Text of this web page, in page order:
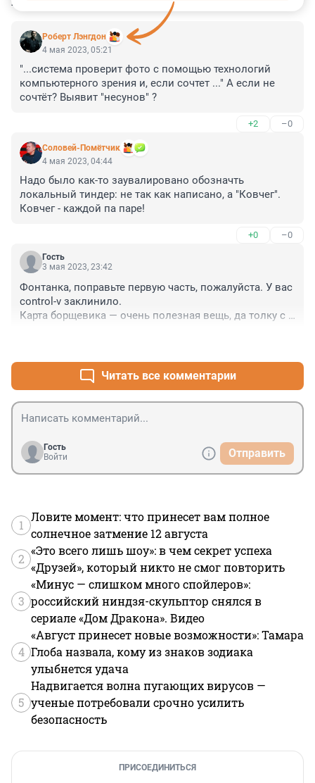
Роберт Лэнгдон
4 мая 2023, 05:21
"...система проверит фото с помощью технологий
компьютерного зрения и, если сочтет ..." А если не
сочтёт? Выявит "несунов" ?
+2 –0
Соловей-Помётчик
4 мая 2023, 04:44
Надо было как-то заувалировано обозначть
локальный тиндер: не так как написано, а "Ковчег".
Ковчег - каждой па паре!
+0 –0
Гость
3 мая 2023, 23:42
Фонтанка, поправьте первую часть, пожалуйста. У вас
control-v заклинило.
Карта борщевика — очень полезная вещь, да толку с
помогает карта. А в 500 метрах от метро Парнас —
тоже карта нужна, чтобы увидели борщевик, в том
числе директор филиала Леруа Мерлен?
Читать все комментарии
Гость
Войти
Отправить
1
Ловите момент: что принесет вам полное
солнечное затмение 12 августа
2
«Это всего лишь шоу»: в чем секрет успеха
«Друзей», который никто не смог повторить
3
«Минус — слишком много спойлеров»:
российский ниндзя-скульптор снялся в
сериале «Дом Дракона». Видео
4
«Август принесет новые возможности»: Тамара
Глоба назвала, кому из знаков зодиака
улыбнется удача
5
Надвигается волна пугающих вирусов —
ученые потребовали срочно усилить
безопасность
ПРИСОЕДИНИТЬСЯ